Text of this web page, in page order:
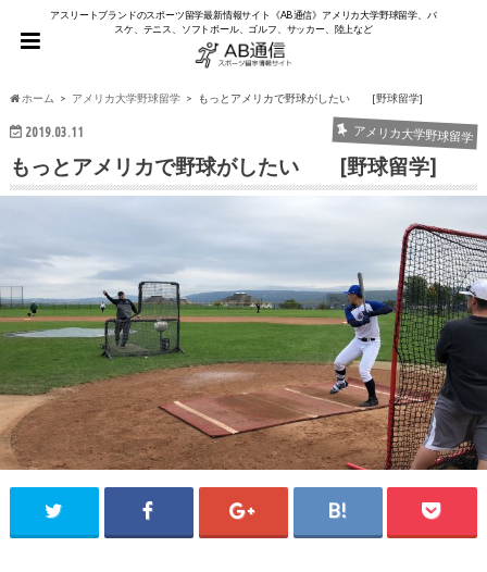
アスリートブランドのスポーツ留学最新情報サイト《AB通信》アメリカ大学野球留学、バ
スケ、テニス、ソフトボール、ゴルフ、サッカー、陸上など
ホーム アメリカ大学野球留学 もっとアメリカで野球がしたい [野球留学]
2019.03.11 アメリカ大学野球留学
もっとアメリカで野球がしたい [野球留学]